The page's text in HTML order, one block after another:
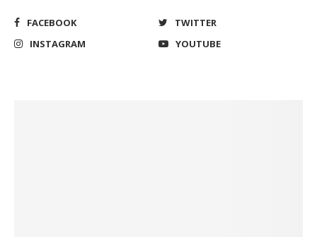
FACEBOOK
TWITTER
INSTAGRAM
YOUTUBE